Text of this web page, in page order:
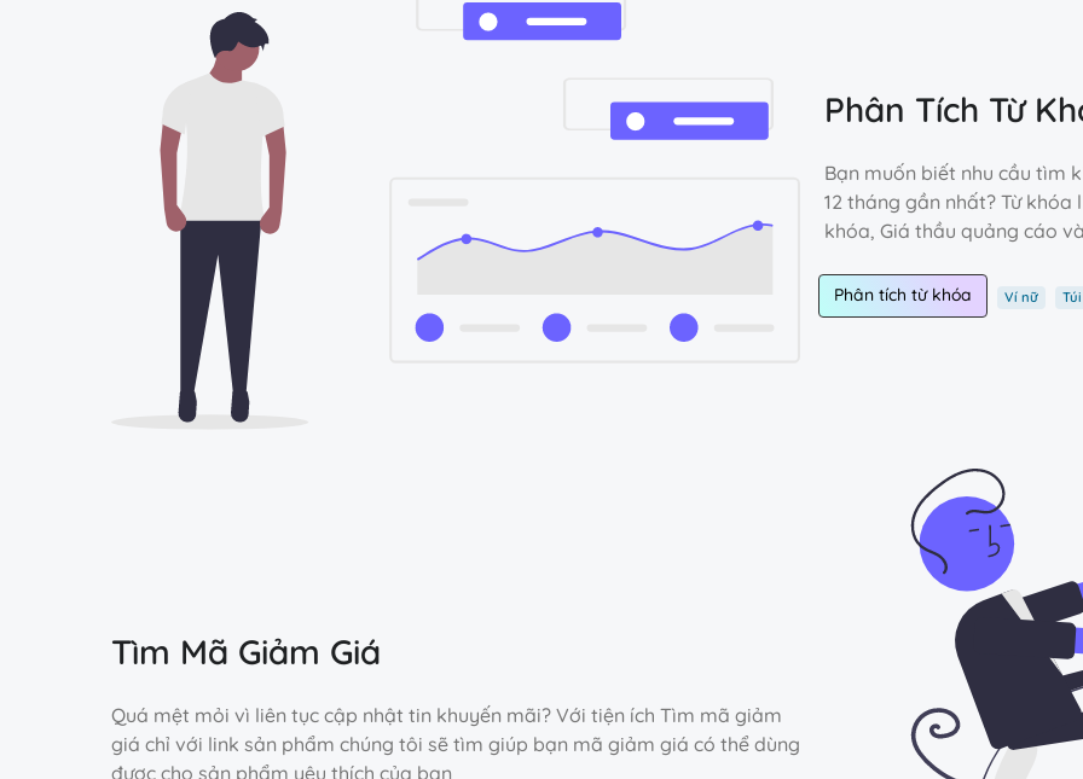
Phân Tích Từ
Bạn muốn biết nhu cầu tìm
12 tháng gần nhất? Từ
khóa, Giá thầu quảng cáo
Phân tích từ khóa Ví nữ
Tìm Mã Giảm Giá
Quá mệt mỏi vì liên tục cập nhật tin khuyến mãi? Với tiện ích Tìm mã giảm
giá chỉ với link sản phẩm chúng tôi sẽ tìm giúp bạn mã giảm giá có thể dùng
được cho sản phẩm yêu thích của bạn